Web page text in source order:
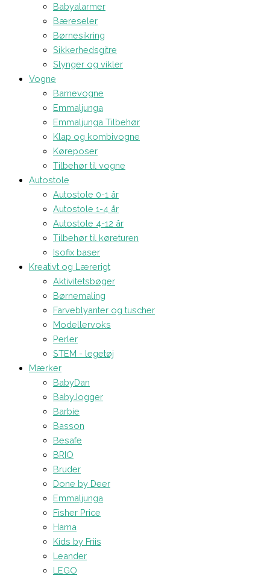
Babyalarmer
Bæreseler
Børnesikring
Sikkerhedsgitre
Slynger og vikler
Vogne
Barnevogne
Emmaljunga
Emmaljunga Tilbehør
Klap og kombivogne
Køreposer
Tilbehør til vogne
Autostole
Autostole 0-1 år
Autostole 1-4 år
Autostole 4-12 år
Tilbehør til køreturen
Isofix baser
Kreativt og Lærerigt
Aktivitetsbøger
Børnemaling
Farveblyanter og tuscher
Modellervoks
Perler
STEM - legetøj
Mærker
BabyDan
BabyJogger
Barbie
Basson
Besafe
BRIO
Bruder
Done by Deer
Emmaljunga
Fisher Price
Hama
Kids by Friis
Leander
LEGO